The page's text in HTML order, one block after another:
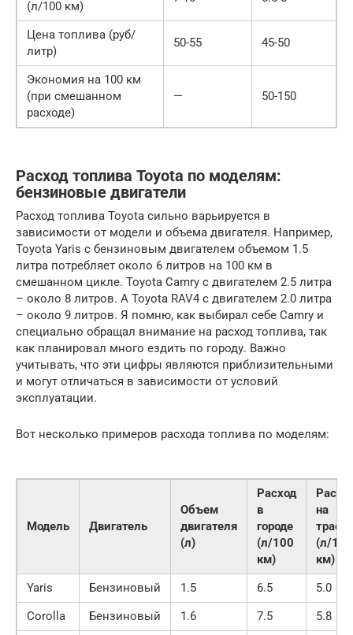
(л/100 км)
Цена топлива (руб/
литр)
50-55 45-50
Экономия на 100 км
(при смешанном
расходе)
— 50-150
Расход топлива Toyota по моделям:
бензиновые двигатели
Расход топлива Toyota сильно варьируется в
зависимости от модели и объема двигателя. Например,
Toyota Yaris с бензиновым двигателем объемом 1.5
литра потребляет около 6 литров на 100 км в
смешанном цикле. Toyota Camry с двигателем 2.5 литра
– около 8 литров. А Toyota RAV4 с двигателем 2.0 литра
– около 9 литров. Я помню, как выбирал себе Camry и
специально обращал внимание на расход топлива, так
как планировал много ездить по городу. Важно
учитывать, что эти цифры являются приблизительными
и могут отличаться в зависимости от условий
эксплуатации.
Вот несколько примеров расхода топлива по моделям:
Модель Двигатель
Объем
двигателя
(л)
Расход
в
городе
(л/100
км)
на
трассе
(л/100
км)
Yaris
Бензиновый 1.5 6.5
5.0
Corolla
Бензиновый 1.6 7.5
5.8